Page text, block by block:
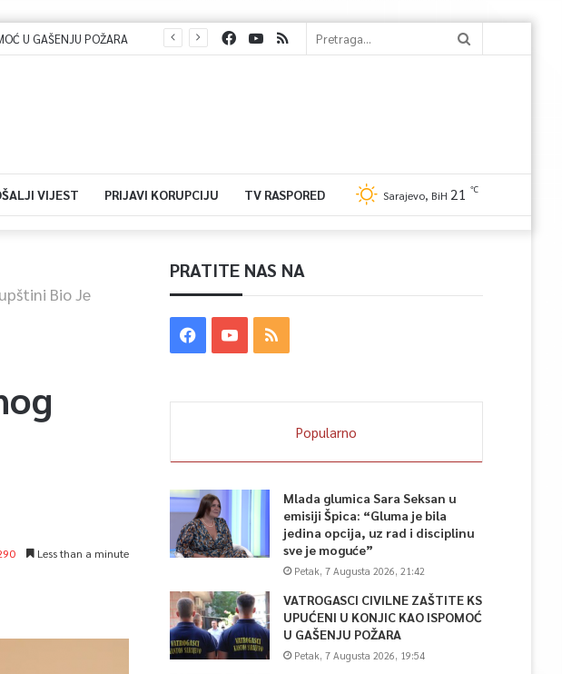
Dova za domovinu i zikir u Ratnoj džamiji: U sklopu manifestacije „Odbrana BiH – Igman 2026“ odana počast herojima
VIJEST PRIJAVI KORUPCIJU TV RASPORED Sarajevo, BiH 21 ℃
Bio Je
Less than a minute
PRATITE NAS NA
Popularno
Mlada glumica Sara Seksan u
emisiji Špica: “Gluma je bila
jedina opcija, uz rad i disciplinu
sve je moguće”
Petak, 7 Augusta 2026, 21:42
VATROGASCI CIVILNE ZAŠTITE KS
UPUĆENI U KONJIC KAO ISPOMOĆ
U GAŠENJU POŽARA
Petak, 7 Augusta 2026, 19:54